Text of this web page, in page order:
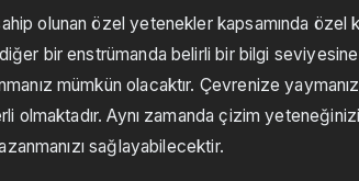
olunan özel yetenekler kapsamında
bir enstrümanda belirli bir bilgi
mümkün olacaktır. Çevrenize
olmaktadır. Aynı zamanda çizim
sağlayabilecektir.